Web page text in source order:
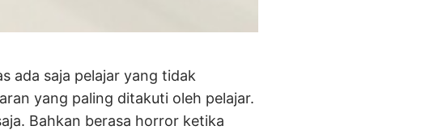
ada saja pelajar yang tidak
yang paling ditakuti oleh pelajar.
Bahkan berasa horror ketika